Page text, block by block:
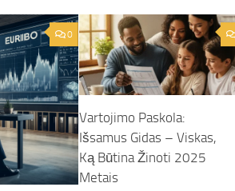
0
Vartojimo Paskola:
Išsamus Gidas – Viskas,
Ką Būtina Žinoti 2025
Metais